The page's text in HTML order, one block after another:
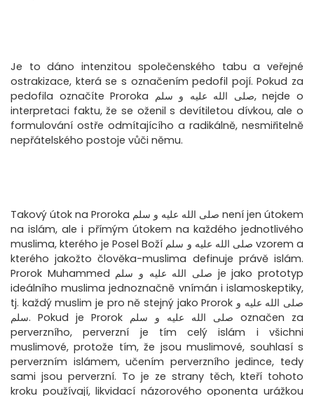
Je to dáno intenzitou společenského tabu a veřejné
ostrakizace, která se s označením pedofil pojí. Pokud za
pedofila označíte Proroka صلى الله عليه و سلم, nejde o
interpretaci faktu, že se oženil s devítiletou dívkou, ale o
formulování ostře odmítajícího a radikálně, nesmiřitelně
nepřátelského postoje vůči němu.
Takový útok na Proroka صلى الله عليه و سلم není jen útokem
na islám, ale i přímým útokem na každého jednotlivého
muslima, kterého je Posel Boží صلى الله عليه و سلم vzorem a
kterého jakožto člověka-muslima definuje právě islám.
Prorok Muhammed صلى الله عليه و سلم je jako prototyp
ideálního muslima jednoznačně vnímán i islamoskeptiky,
tj. každý muslim je pro ně stejný jako Prorok صلى الله عليه و
سلم. Pokud je Prorok صلى الله عليه و سلم označen za
perverzního, perverzní je tím celý islám i všichni
muslimové, protože tím, že jsou muslimové, souhlasí s
perverzním islámem, učením perverzního jedince, tedy
sami jsou perverzní. To je ze strany těch, kteří tohoto
kroku používají, likvidací názorového oponenta urážkou